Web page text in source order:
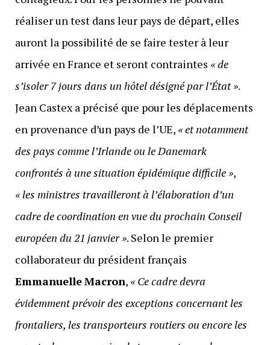
réaliser un test dans leur pays de départ, elles
auront la possibilité de se faire tester à leur
arrivée en France et seront contraintes « de
s’isoler 7 jours dans un hôtel désigné par l’État ».
Jean Castex a précisé que pour les déplacements
en provenance d’un pays de l’UE, « et notamment
des pays comme l’Irlande ou le Danemark
confrontés à une situation épidémique difficile »,
« les ministres travailleront à l’élaboration d’un
cadre de coordination en vue du prochain Conseil
européen du 21 janvier ». Selon le premier
collaborateur du président français
EmmanuelleMacron, « Ce cadre devra
évidemment prévoir des exceptions concernant les
frontaliers, les transporteurs routiers ou encore les